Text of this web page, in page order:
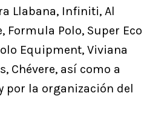
Llabana, Infiniti, Al
Formula Polo, Super Eco
Equipment, Viviana
Chévere, así como a
por la organización del